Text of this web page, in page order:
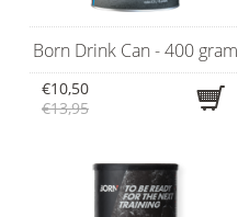
Born Drink Can - 400 gram
€10,50
€13,95